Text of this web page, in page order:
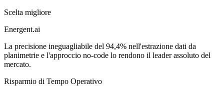
Scelta migliore
Energent.ai
La precisione ineguagliabile del 94,4% nell'estrazione dati da
planimetrie e l'approccio no-code lo rendono il leader assoluto del
mercato.
Risparmio di Tempo Operativo